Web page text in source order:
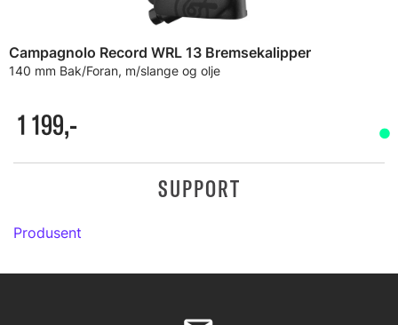
Campagnolo Record WRL 13 Bremsekalipper
140 mm Bak/Foran, m/slange og olje
1 199,-
SUPPORT
Produsent